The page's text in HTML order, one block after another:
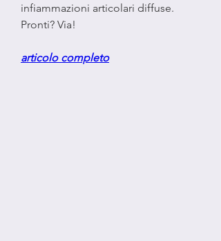
infiammazioni articolari diffuse.
Pronti? Via!
articolo completo